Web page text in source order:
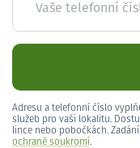
Vaše telefonní
Adresu a telefonní číslo
služeb pro vaši lokalitu.
lince nebo pobočkách.
ochraně soukromí.